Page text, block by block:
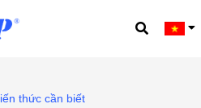
thức cần biết